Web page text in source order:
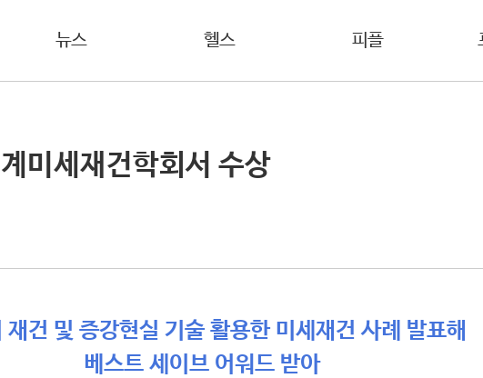
뉴스 헬스 피플
미세재건학회서 수상
재건 및 증강현실 기술 활용한 미세재건 사례 발표해
베스트 세이브 어워드 받아